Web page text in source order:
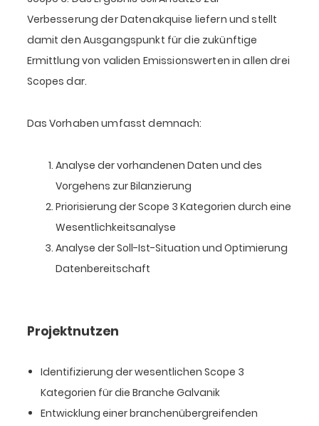
Verbesserung der Datenakquise liefern und stellt
damit den Ausgangspunkt für die zukünftige
Ermittlung von validen Emissionswerten in allen drei
Scopes dar.
Das Vorhaben umfasst demnach:
Analyse der vorhandenen Daten und des
Vorgehens zur Bilanzierung
Priorisierung der Scope 3 Kategorien durch eine
Wesentlichkeitsanalyse
Analyse der Soll-Ist-Situation und Optimierung
Datenbereitschaft
Projektnutzen
Identifizierung der wesentlichen Scope 3
Kategorien für die Branche Galvanik
Entwicklung einer branchenübergreifenden